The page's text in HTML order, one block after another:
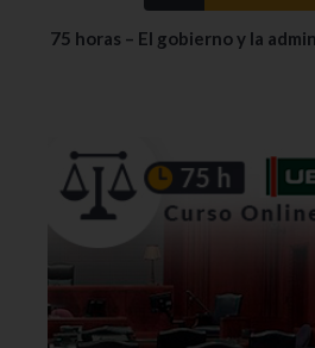
75 horas – El gobierno y la